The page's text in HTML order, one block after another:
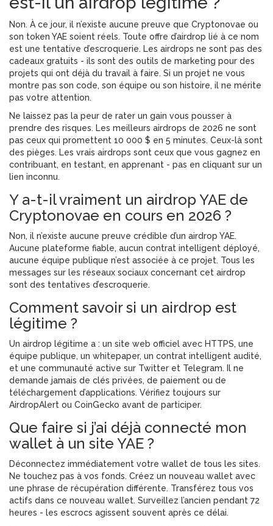
Non. À ce jour, il n’existe aucune preuve que Cryptonovae ou
son token YAE soient réels. Toute offre d’airdrop lié à ce nom
est une tentative d’escroquerie. Les airdrops ne sont pas des
cadeaux gratuits - ils sont des outils de marketing pour des
projets qui ont déjà du travail à faire. Si un projet ne vous
montre pas son code, son équipe ou son histoire, il ne mérite
pas votre attention.
Ne laissez pas la peur de rater un gain vous pousser à
prendre des risques. Les meilleurs airdrops de 2026 ne sont
pas ceux qui promettent 10 000 $ en 5 minutes. Ceux-là sont
des pièges. Les vrais airdrops sont ceux que vous gagnez en
contribuant, en testant, en apprenant - pas en cliquant sur un
lien inconnu.
Y a-t-il vraiment un airdrop YAE de
Cryptonovae en cours en 2026 ?
Non, il n’existe aucune preuve crédible d’un airdrop YAE.
Aucune plateforme fiable, aucun contrat intelligent déployé,
aucune équipe publique n’est associée à ce projet. Tous les
messages sur les réseaux sociaux concernant cet airdrop
sont des tentatives d’escroquerie.
Comment savoir si un airdrop est
légitime ?
Un airdrop légitime a : un site web officiel avec HTTPS, une
équipe publique, un whitepaper, un contrat intelligent audité,
et une communauté active sur Twitter et Telegram. Il ne
demande jamais de clés privées, de paiement ou de
téléchargement d’applications. Vérifiez toujours sur
AirdropAlert ou CoinGecko avant de participer.
Que faire si j’ai déjà connecté mon
wallet à un site YAE ?
Déconnectez immédiatement votre wallet de tous les sites.
Ne touchez pas à vos fonds. Créez un nouveau wallet avec
une phrase de récupération différente. Transférez tous vos
actifs dans ce nouveau wallet. Surveillez l’ancien pendant 72
heures - les escrocs agissent souvent après ce délai.